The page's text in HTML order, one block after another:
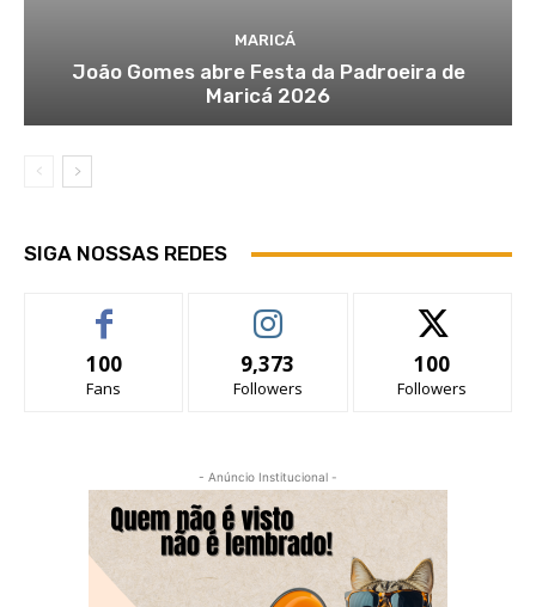
MARICÁ
João Gomes abre Festa da Padroeira de
Maricá 2026
SIGA NOSSAS REDES
100
Fans
9,373
Followers
100
Followers
- Anúncio Institucional -